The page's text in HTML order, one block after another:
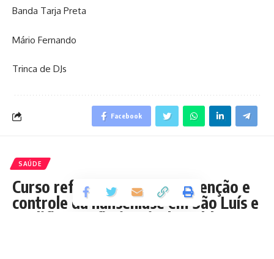
Banda Tarja Preta
Mário Fernando
Trinca de DJs
Facebook
SAÚDE
Curso reforça ações de prevenção e
controle da hanseníase em São Luís e
qualifica profissionais da saúde